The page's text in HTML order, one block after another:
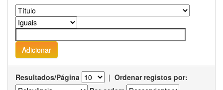
Resultados/Página | Ordenar registos por: